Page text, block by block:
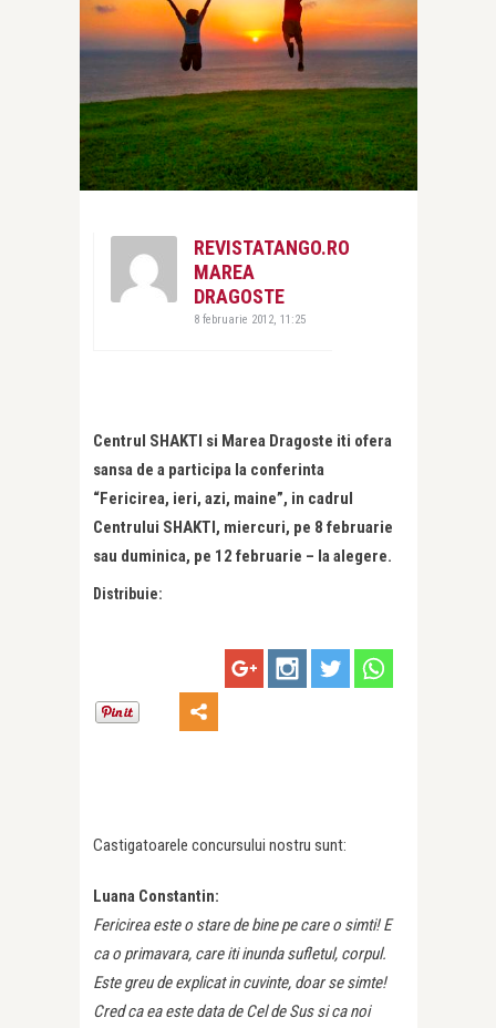
REVISTATANGO.RO
MAREA
DRAGOSTE
8 februarie 2012, 11:25
Centrul SHAKTI si Marea Dragoste iti ofera
sansa de a participa la conferinta
“Fericirea, ieri, azi, maine”, in cadrul
Centrului SHAKTI, miercuri, pe 8 februarie
sau duminica, pe 12 februarie – la alegere.
Distribuie:
Castigatoarele concursului nostru sunt:
Luana Constantin:
Fericirea este o stare de bine pe care o simti! E
ca o primavara, care iti inunda sufletul, corpul.
Este greu de explicat in cuvinte, doar se simte!
Cred ca ea este data de Cel de Sus si ca noi